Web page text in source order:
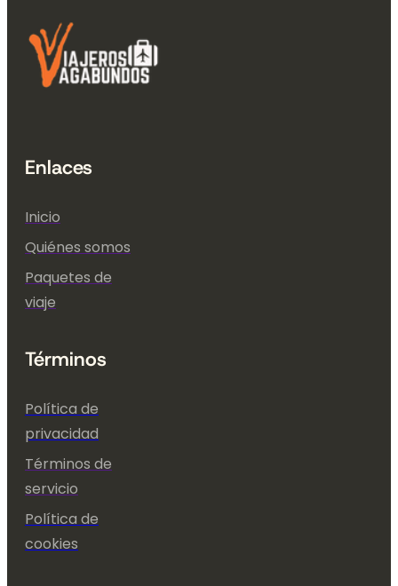
Enlaces
Inicio
Quiénes somos
Paquetes de
viaje
Términos
Política de
privacidad
Términos de
servicio
Política de
cookies